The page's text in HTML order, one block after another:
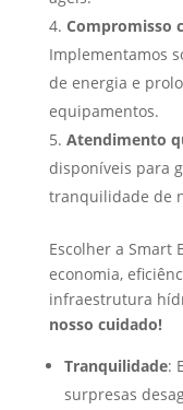
Compromisso
Implementamos
de energia e
equipamentos.
Atendimento
disponíveis para
tranquilidade de
Escolher a Smart
economia,
infraestrutura
nosso cuidado!
Tranquilidade:
surpresas